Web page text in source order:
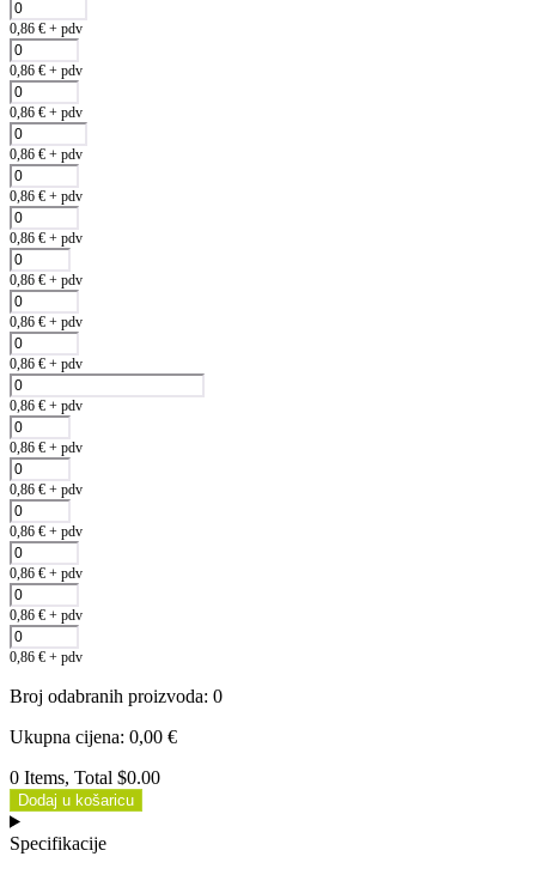
0,86 € + pdv
0,86 € + pdv
0,86 € + pdv
0,86 € + pdv
0,86 € + pdv
0,86 € + pdv
0,86 € + pdv
0,86 € + pdv
0,86 € + pdv
0,86 € + pdv
0,86 € + pdv
0,86 € + pdv
0,86 € + pdv
0,86 € + pdv
0,86 € + pdv
0,86 € + pdv
Broj odabranih proizvoda: 0
Ukupna cijena: 0,00 €
0 Items, Total $0.00
Dodaj u košaricu
Specifikacije